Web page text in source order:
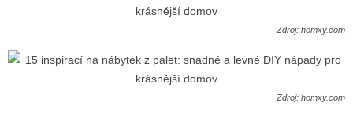
Zdroj: homxy.com
Zdroj: homxy.com